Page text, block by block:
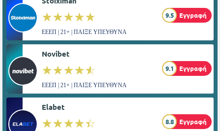
☆☆☆☆☆
★★★★★ 9.5 Εγγραφή
ΕΕΕΠ | 21+ | ΠΑΙΞΕ ΥΠΕΥΘΥΝΑ
Novibet
☆☆☆☆☆
★★★★★ 9.1 Εγγραφή
ΕΕΕΠ | 21+ | ΠΑΙΞΕ ΥΠΕΥΘΥΝΑ
Elabet
☆☆☆☆☆
★★★★★ 8.8 Εγγραφή